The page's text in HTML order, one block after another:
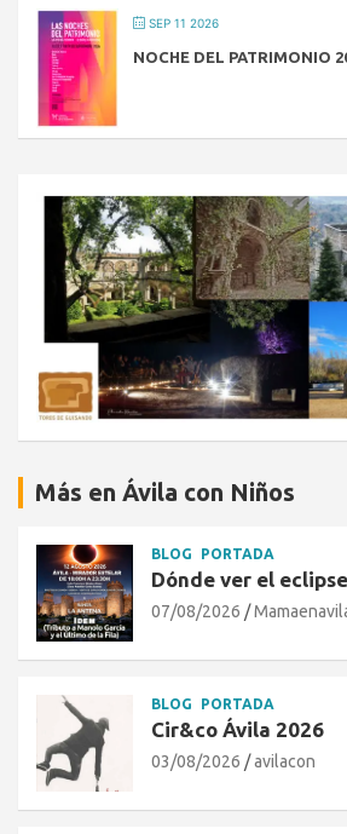
SEP 11 2026
NOCHE DEL PATRIMONIO
Más en Ávila con Niños
BLOG PORTADA
Dónde ver el
07/08/2026
BLOG PORTADA
Cir&co Ávila 2026
03/08/2026 avilacon